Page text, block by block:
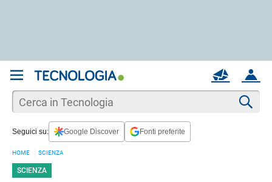
ACCOUNT
MAIL
Seguici su: Google Discover Fonti preferite
HOME SCIENZA
SCIENZA